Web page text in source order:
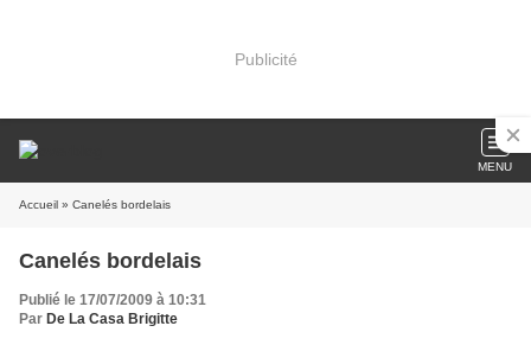
Publicité
MENU
Accueil » Canelés bordelais
Canelés bordelais
Publié le 17/07/2009 à 10:31
Par De La Casa Brigitte